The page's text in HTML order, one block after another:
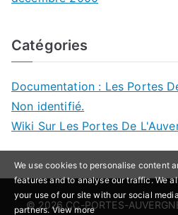
Catégories
Documentation : Les Portes
Non identifié.
Wiki Sur Les Portes De
© 2026 CC-PORTES-
We use cookies to personalise content
features and to analyse our traffic. We
your use of our site with our social
partners.View more